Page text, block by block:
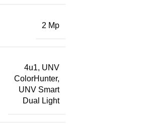
2 Mp
4u1, UNV
ColorHunter,
UNV Smart
Dual Light